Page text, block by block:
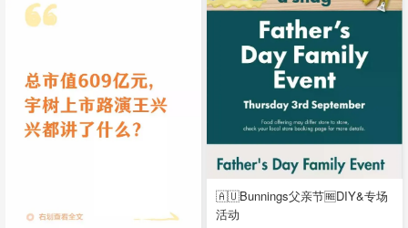
🇦🇺Bunnings父亲节🆓DIY&专场
活动